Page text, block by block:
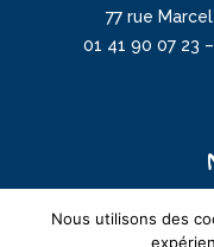
77 rue
01 41 90 07 23 –
Nous utilisons des